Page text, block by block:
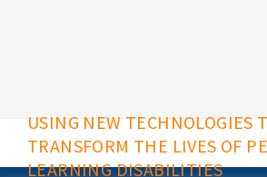
USING NEW TECHNOLOGIES
TRANSFORM THE LIVES OF
LEARNING DISABILITIES